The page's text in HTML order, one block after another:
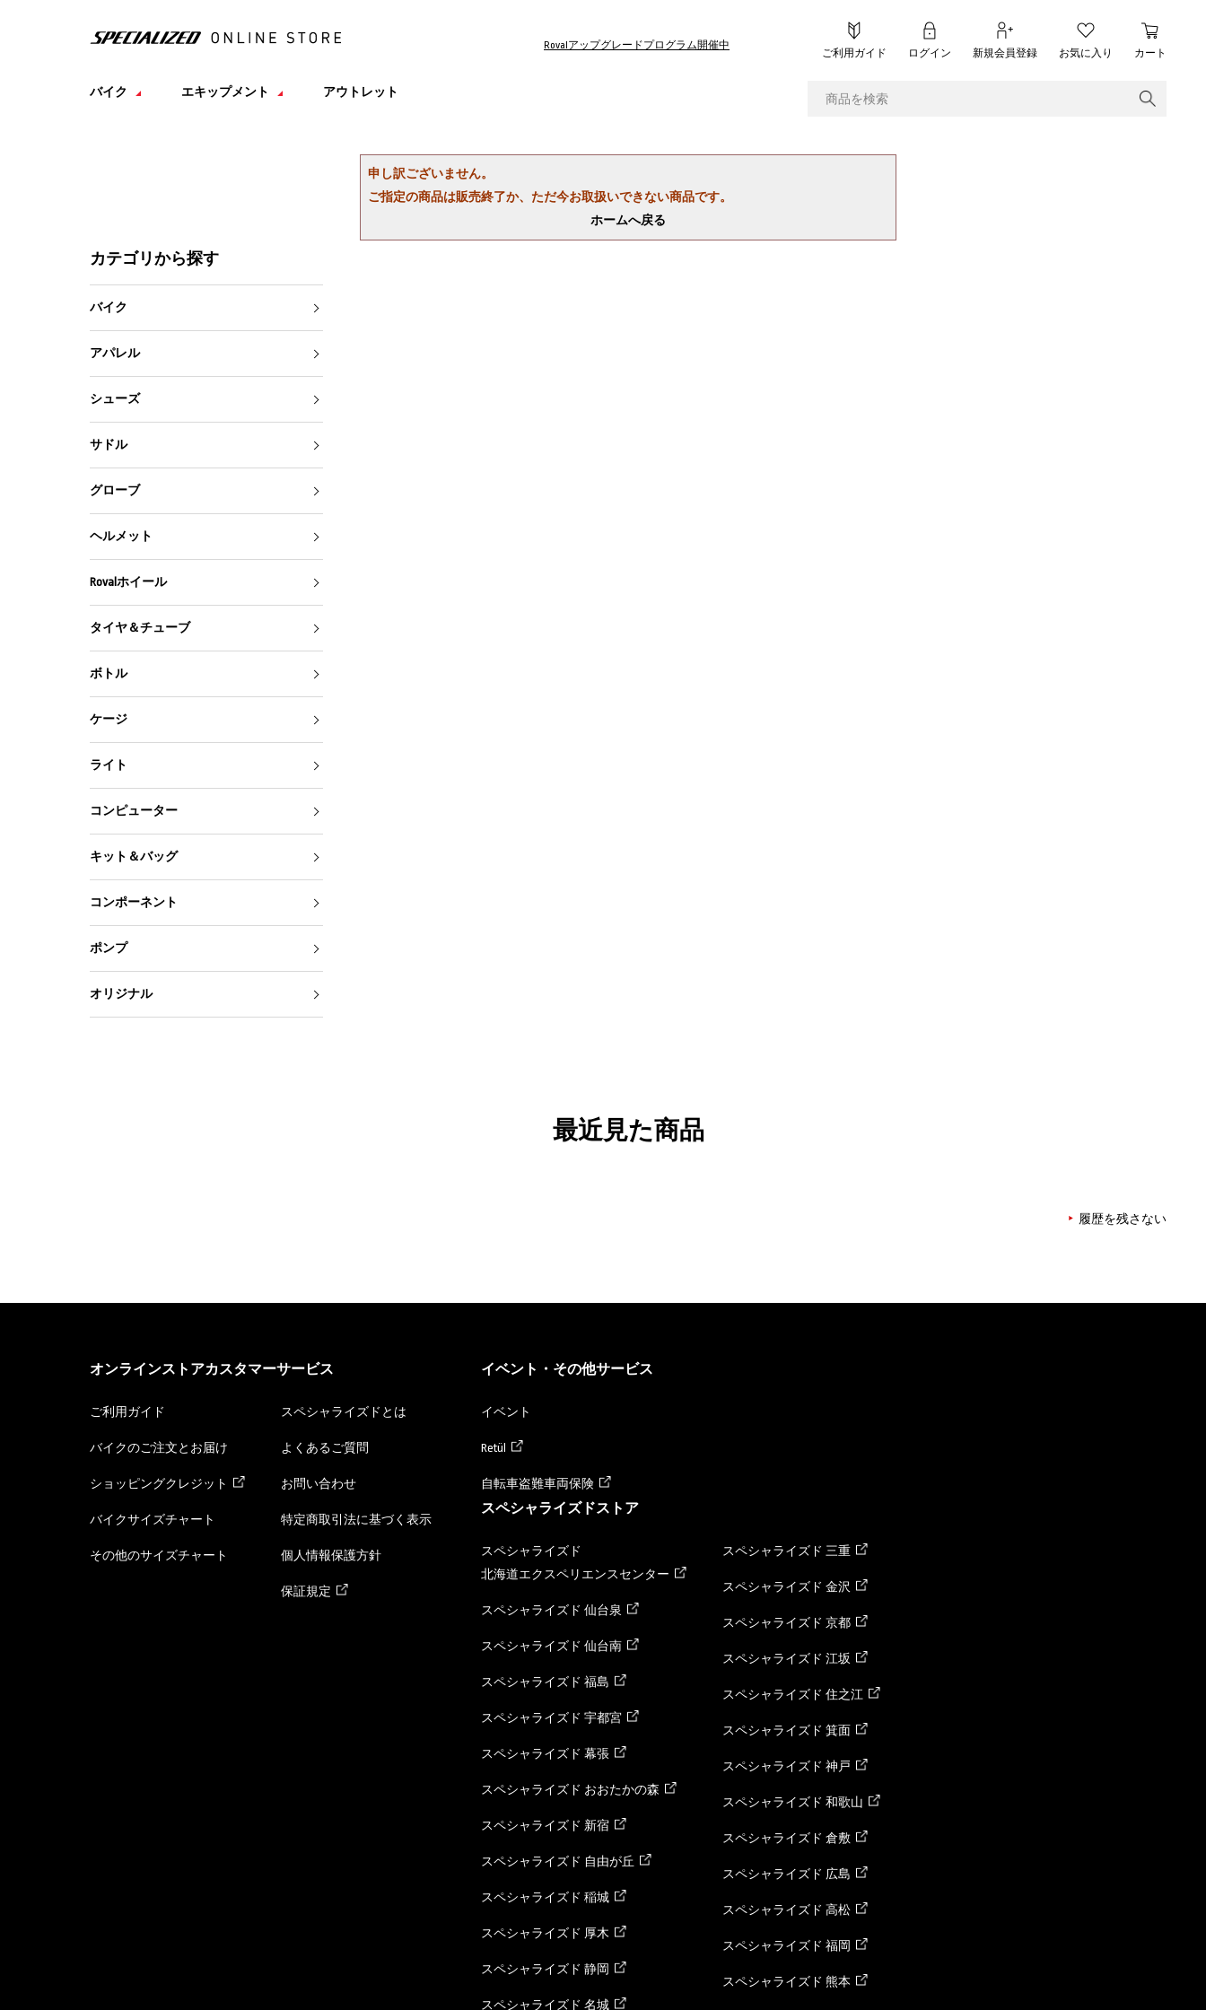
Rovalアップグレードプログラム開催中
ご利用ガイド ログイン 新規会員登録 お気に入り カート
バイク エキップメント アウトレット
申し訳ございません。
ご指定の商品は販売終了か、ただ今お取扱いできない商品です。
ホームへ戻る
カテゴリから探す
バイク
アパレル
シューズ
サドル
グローブ
ヘルメット
Rovalホイール
タイヤ＆チューブ
ボトル
ケージ
ライト
コンピューター
キット＆バッグ
コンポーネント
ポンプ
オリジナル
最近見た商品
履歴を残さない
オンラインストアカスタマーサービス
ご利用ガイド
バイクのご注文とお届け
ショッピングクレジット
バイクサイズチャート
その他のサイズチャート
スペシャライズドとは
よくあるご質問
お問い合わせ
特定商取引法に基づく表示
個人情報保護方針
保証規定
イベント・その他サービス
イベント
Retül
自転車盗難車両保険
スペシャライズドストア
スペシャライズド
北海道エクスペリエンスセンター
スペシャライズド 仙台泉
スペシャライズド 仙台南
スペシャライズド 福島
スペシャライズド 宇都宮
スペシャライズド 幕張
スペシャライズド おおたかの森
スペシャライズド 新宿
スペシャライズド 自由が丘
スペシャライズド 稲城
スペシャライズド 厚木
スペシャライズド 静岡
スペシャライズド 名城
スペシャライズド 三重
スペシャライズド 金沢
スペシャライズド 京都
スペシャライズド 江坂
スペシャライズド 住之江
スペシャライズド 箕面
スペシャライズド 神戸
スペシャライズド 和歌山
スペシャライズド 倉敷
スペシャライズド 広島
スペシャライズド 高松
スペシャライズド 福岡
スペシャライズド 熊本